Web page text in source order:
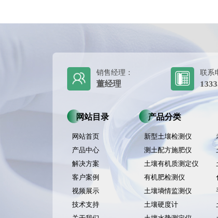
销售经理：
董经理
联系
网站目录
网站首页
产品中心
解决方案
客户案例
视频展示
技术支持
产品分类
新型土壤检测仪
测土配方施肥仪
土壤有机质测定仪
有机肥检测仪
土壤墒情监测仪
土壤硬度计